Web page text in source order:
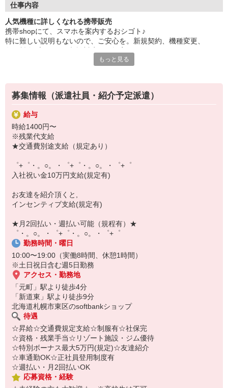
ずっと先まで役に立ちます！
丁寧な研修もあるので、
みなさんから働きやすいと好評です♪
最新アプリ事情やお得なプラン、
スマホの裏ワザを学べるチャンス♪
￣￣￣￣￣￣￣￣￣￣￣
▼オフィスワーク
事務、経理、データ入力、コールセンター、受付
▼工場・製造・軽作業系
機械/食品製造・梱包・仕分け・加工・組立・検査
▼美容系
眉毛サロンのアイブロウ・ネイリスト・エステ
▼営業・販売
法人営業・アパレル販売・個別指導塾・人材紹介
▼人気案件も多数♪
短期・期間限定・オープニング・官公庁案件
上場/優良/大手企業など
【スマホ面接実施中】
￣￣￣￣￣￣￣￣￣
自宅に居ながらスマホでカンタン面接OK！
オンライン面談なのでスピード対応。
仕事内容
人気機種に詳しくなれる携帯販売
携帯shopにて、スマホを案内するおシゴト♪
特に難しい説明もないので、ご安心を。新規契約、機種変更、
満足度◎
■携帯やインターネット販売業務
docomo(ドコモ)/au(エーユー)・KDDI/softbank(ソフトバンク)など
の大手キャリアから
ワイモバイル(Y!mobille)、楽天モバイル、UQなど格安スマホまで幅
広く紹介可能♪
もっと見る
募集情報（派遣社員・紹介予定派遣）
給与
時給1400円〜
※残業代支給
★交通費別途支給（規定あり）
゜+゜・。○。・゜+゜・。○。・゜+゜
入社祝い金10万円支給(規定有)
お友達を紹介頂くと,
インセンティブ支給(規定有)
★月2回払い・週払い可能（規程有）★
゜・。○。・゜+゜・。○。・゜+゜
勤務時間・曜日
10:00〜19:00（実働8時間、休憩1時間）
※土日祝日含む週5日勤務
アクセス・勤務地
「元町」駅より徒歩4分
「新道東」駅より徒歩9分
北海道札幌市東区のsoftbankショップ
待遇
☆昇給☆交通費規定支給☆制服有☆社保完
☆資格・残業手当☆リゾート施設・ジム優待
☆特別ボーナス最大5万円(規定)☆友達紹介
☆車通勤OK☆正社員登用制度有
☆週払い・月2回払いOK
応募資格・経験